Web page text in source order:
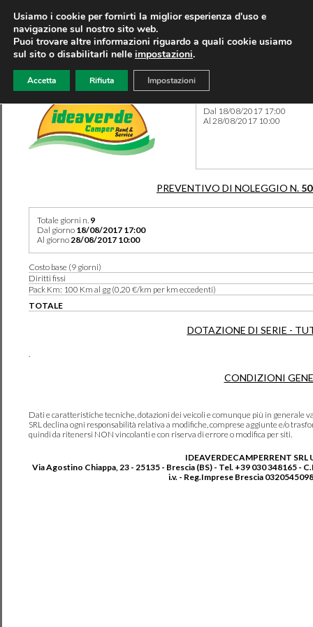
Dal 18/08/2017 17:00
Al 28/08/2017 10:00
PREVENTIVO DI NOLEGGIO N.
Totale giorni n. 9
Dal giorno 18/08/2017 17:00
Al giorno28/08/2017 10:00
Costo base (9 giorni)
Diritti fissi
Pack Km: 100 Km al gg (0,20 €/km per km eccedenti)
TOTALE
DOTAZIONE DI SERIE -
.
CONDIZIONI
Dati e caratteristiche tecniche, dotazioni dei veicoli e comunque più in generale
SRL declina ogni responsabilità relativa a modifiche, comprese aggiunte e/o
quindi da ritenersi NON vincolanti e con riserva di errore o modifica per siti.
IDEAVERDECAMPERRENT SRL
Via Agostino Chiappa, 23 - 25135 - Brescia (BS) - Tel. +39 030 348165 -
i.v. - Reg.Imprese Brescia
Usiamo i cookie per fornirti la miglior esperienza d'uso e
navigazione sul nostro sito web.
Puoi trovare altre informazioni riguardo a quali cookie usiamo
sul sito o disabilitarli nelle impostazioni.
Accetta Rifiuta Impostazioni